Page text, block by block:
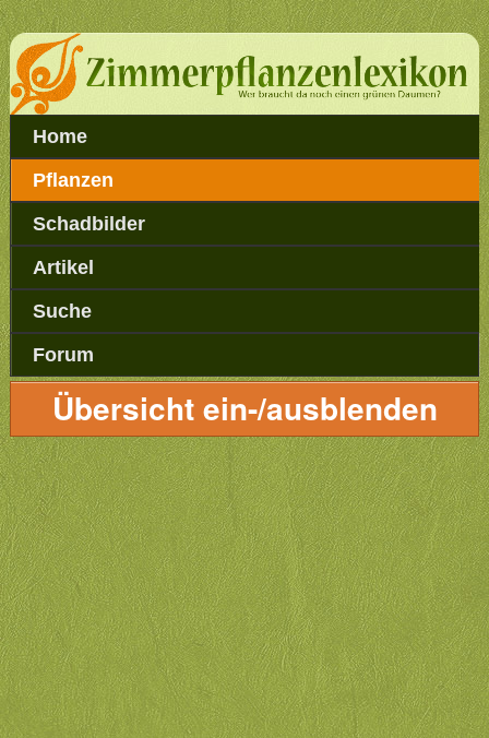
Home
Pflanzen
Schadbilder
Artikel
Suche
Forum
Übersicht ein-/ausblenden